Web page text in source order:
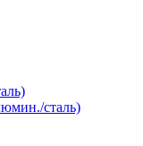
сталь)